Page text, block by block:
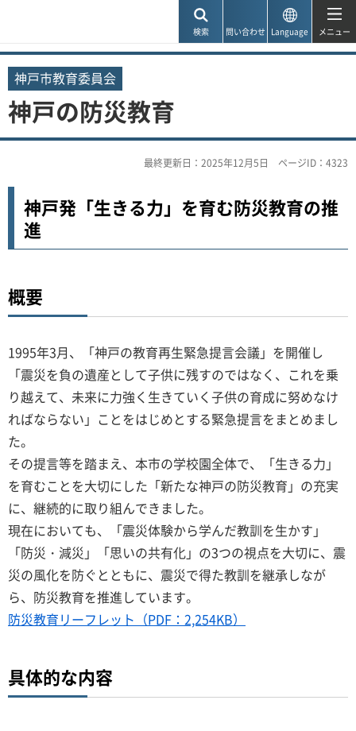
検索 問い合わせ Language メニュー
神戸市教育委員会
神戸の防災教育
最終更新日：2025年12月5日 ページID：4323
神戸発「生きる力」を育む防災教育の推
進
概要
1995年3月、「神戸の教育再生緊急提言会議」を開催し
「震災を負の遺産として子供に残すのではなく、これを乗
り越えて、未来に力強く生きていく子供の育成に努めなけ
ればならない」ことをはじめとする緊急提言をまとめまし
た。
その提言等を踏まえ、本市の学校園全体で、「生きる力」
を育むことを大切にした「新たな神戸の防災教育」の充実
に、継続的に取り組んできました。
現在においても、「震災体験から学んだ教訓を生かす」
「防災・減災」「思いの共有化」の3つの視点を大切に、震
災の風化を防ぐとともに、震災で得た教訓を継承しなが
ら、防災教育を推進しています。
防災教育リーフレット（PDF：2,254KB）
具体的な内容